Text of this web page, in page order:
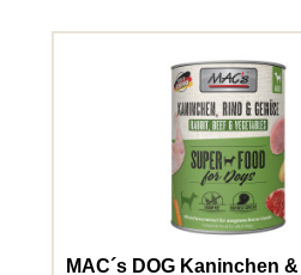
MAC´s DOG Kaninchen